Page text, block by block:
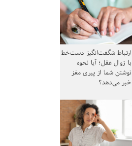
ارتباط شگفت‌انگیز دست‌خط
با زوال عقل؛ آیا نحوه
نوشتن شما از پیری مغز
خبر می‌دهد؟